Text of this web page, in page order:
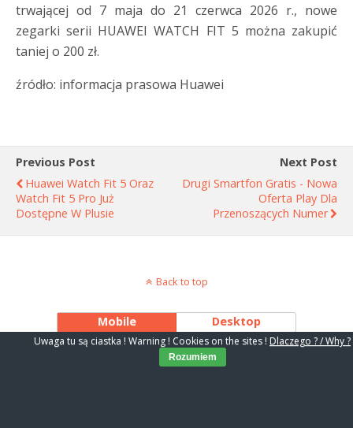
trwającej od 7 maja do 21 czerwca 2026 r., nowe
zegarki serii HUAWEI WATCH FIT 5 można zakupić
taniej o 200 zł.
źródło: informacja prasowa Huawei
Previous Post
Huawei Watch Fit 5 Oraz
Watch Fit 5 Pro Już
Dostępne W Plusie
Next Post
Drugi Smartfon Gratis - Nowa
Oferta Play Dla
Przenoszących Numer
Back to top
Mobile Desktop
Uwaga tu są ciastka ! Warning ! Cookies on the sites ! Dlaczego ? / Why ?
Rozumiem